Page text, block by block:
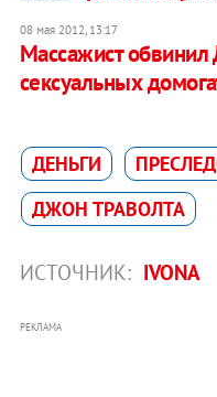
08 мая 2012, 13:17
Массажист
сексуальных
ДЕНЬГИ
ДЖОН ТРАВОЛТА
ИСТОЧНИК: IVONA
РЕКЛАМА